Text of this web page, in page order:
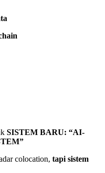
SISTEM BARU: “AI-
colocation, tapi sistem